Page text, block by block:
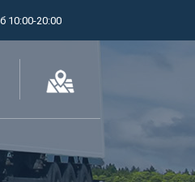
10:00-20:00